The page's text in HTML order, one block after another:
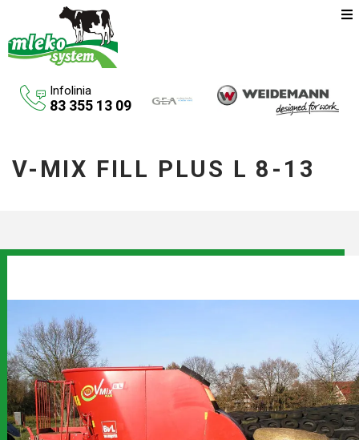
Systemy udojowe konwencjonalne
Aktualności
O firmie
Serwis
Kontakt
Infolinia
83 355 13 09
V-MIX FILL PLUS L 8-13